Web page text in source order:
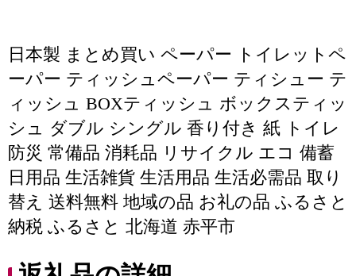
日本製 まとめ買い ペーパー トイレットペ
ーパー ティッシュペーパー ティシュー テ
ィッシュ BOXティッシュ ボックスティッ
シュ ダブル シングル 香り付き 紙 トイレ
防災 常備品 消耗品 リサイクル エコ 備蓄
日用品 生活雑貨 生活用品 生活必需品 取り
替え 送料無料 地域の品 お礼の品 ふるさと
納税 ふるさと 北海道 赤平市